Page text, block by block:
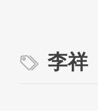
李祥